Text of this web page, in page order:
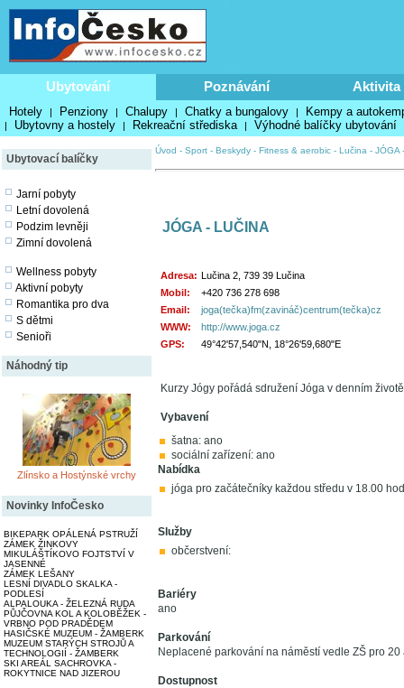
Ubytování Poznávání Aktivita
Hotely | Penziony | Chalupy | Chatky a bungalovy | Kempy a
| Ubytovny a hostely | Rekreační střediska | Výhodné balíčky ubytování
Ubytovací balíčky
Jarní pobyty
Letní dovolená
Podzim levněji
Zimní dovolená
Wellness pobyty
Aktivní pobyty
Romantika pro dva
S dětmi
Senioři
Náhodný tip
Zlínsko a Hostýnské vrchy
Novinky InfoČesko
BIKEPARK OPÁLENÁ PSTRUŽÍ
ZÁMEK ŽINKOVY
MIKULÁŠTÍKOVO FOJTSTVÍ V
JASENNÉ
ZÁMEK LEŠANY
LESNÍ DIVADLO SKALKA -
PODLESÍ
ALPALOUKA - ŽELEZNÁ RUDA
PŮJČOVNA KOL A KOLOBĚŽEK -
VRBNO POD PRADĚDEM
HASIČSKÉ MUZEUM - ŽAMBERK
MUZEUM STARÝCH STROJŮ A
TECHNOLOGIÍ - ŽAMBERK
SKI AREÁL SACHROVKA -
ROKYTNICE NAD JIZEROU
Úvod - Sport - Beskydy - Fitness & aerobic - Lučina - JÓGA
JÓGA - LUČINA
Adresa: Lučina 2, 739 39 Lučina
Mobil:
+420 736 278 698
Email:
joga(tečka)fm(zavináč)centrum(tečka)cz
WWW:
http://www.joga.cz
GPS:
49°42'57,540"N, 18°26'59,680"E
Kurzy Jógy pořádá sdružení Jóga v denním
Vybavení
šatna: ano
sociální zařízení: ano
Nabídka
jóga pro začátečníky každou středu v 18.00
Služby
občerstvení:
Bariéry
ano
Parkování
Neplacené parkování na náměstí vedle ZŠ pro 20
Dostupnost